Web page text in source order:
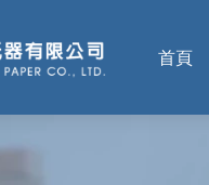
首頁